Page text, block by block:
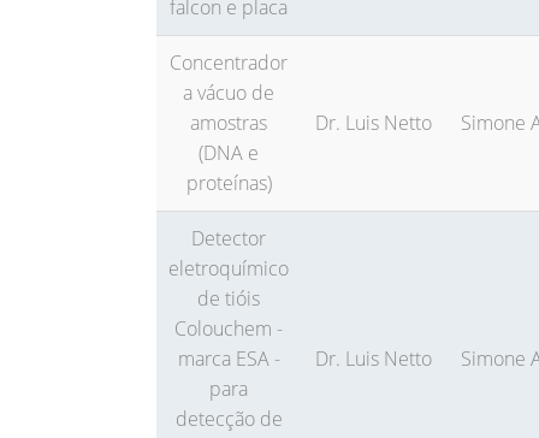
falcon e placa
Concentrador
a vácuo de
amostras
(DNA e
proteínas)
Dr. Luis Netto Simone
Detector
eletroquímico
de tióis
Colouchem -
marca ESA -
para
detecção de
Dr. Luis Netto Simone